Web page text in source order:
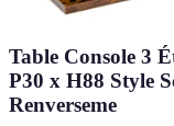
Table Console 3
P30 x H88 Style
Renverseme